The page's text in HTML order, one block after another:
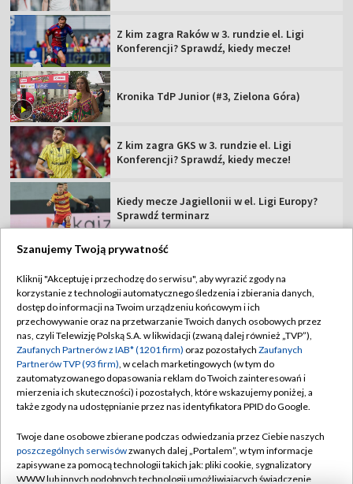
Z kim zagra Raków w 3. rundzie el. Ligi
Konferencji? Sprawdź, kiedy mecze!
Kronika TdP Junior (#3, Zielona Góra)
Z kim zagra GKS w 3. rundzie el. Ligi
Konferencji? Sprawdź, kiedy mecze!
Kiedy mecze Jagiellonii w el. Ligi Europy?
Sprawdź terminarz
TVP
Abonament TVP
Sklep TVP
Biuro Reklamy
Oferta Handlowa
Emisja w TVP
Rada Programowa
Regulamin TVP
Polityka prywatności
Moje zgody
Biuro reklamy
Kanały
Szanujemy Twoją prywatność
Kliknij "Akceptuję i przechodzę do serwisu", aby wyrazić zgody na
korzystanie z technologii automatycznego śledzenia i zbierania danych,
dostęp do informacji na Twoim urządzeniu końcowym i ich
przechowywanie oraz na przetwarzanie Twoich danych osobowych przez
nas, czyli Telewizję Polską S.A. w likwidacji (zwaną dalej również „TVP”),
Zaufanych Partnerów z IAB* (1201 firm) oraz pozostałych Zaufanych
Partnerów TVP (93 firm), w celach marketingowych (w tym do
zautomatyzowanego dopasowania reklam do Twoich zainteresowań i
mierzenia ich skuteczności) i pozostałych, które wskazujemy poniżej, a
także zgody na udostępnianie przez nas identyfikatora PPID do Google.
Twoje dane osobowe zbierane podczas odwiedzania przez Ciebie naszych
poszczególnych serwisówzwanych dalej „Portalem”, w tym informacje
zapisywane za pomocą technologii takich jak: pliki cookie, sygnalizatory
WWW lub innych podobnych technologii umożliwiających świadczenie